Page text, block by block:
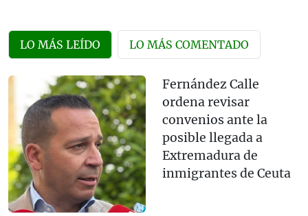
LO MÁS LEÍDO LO MÁS COMENTADO
Fernández Calle
ordena revisar
convenios ante la
posible llegada a
Extremadura de
inmigrantes de Ceuta